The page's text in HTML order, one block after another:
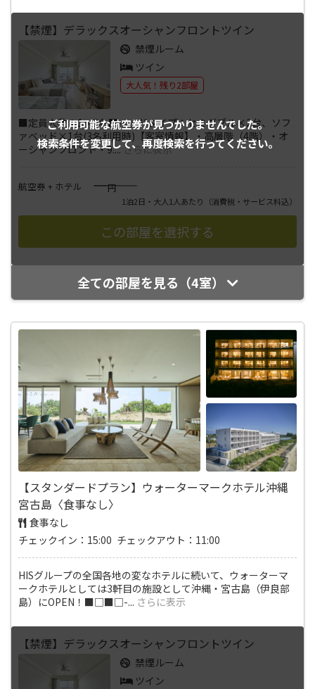
ご利用可能な航空券が見つかりませんでした。
検索条件を変更して、再度検索を行ってください。
【禁煙】デラックスオーシャンフロントツイン
禁煙ルーム
ツイン
大人気！残り2部屋
■定員人数：1～3名■ベッドタイプ：セミダブル×2台、ソフ
ァベッド×1台(3名利用時)【客室情報】・高層階（4階）・オ
ーシャンフロント・9.... さらに表示
航空券 + ホテル ――――円
1泊2日・大人1人あたり （消費税・サービス料込）
全ての部屋を見る（4室）
【スタンダードプラン】ウォーターマークホテル沖縄
宮古島〈食事なし〉
食事なし
チェックイン：15:00 チェックアウト：11:00
HISグループの全国各地の変なホテルに続いて、ウォーターマ
ークホテルとしては3軒目の施設として沖縄・宮古島（伊良部
島）にOPEN！■□■□-... さらに表示
【禁煙】デラックスオーシャンフロントツイン
禁煙ルーム
ツイン